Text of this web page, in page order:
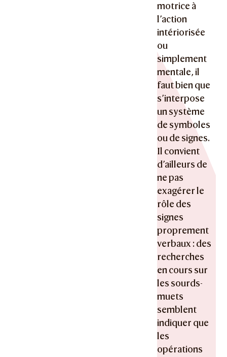
motrice à
l’action
intériorisée
ou
simplement
mentale, il
faut bien que
s’interpose
un système
de symboles
ou de signes.
Il convient
d’ailleurs de
ne pas
exagérer le
rôle des
signes
proprement
verbaux : des
recherches
en cours sur
les sourds-
muets
semblent
indiquer que
les
opérations